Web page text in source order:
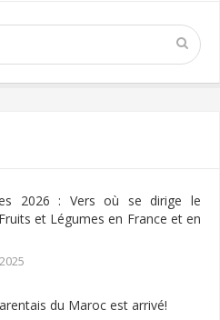
2026 : Vers où se dirige le
et Légumes en France et en
du Maroc est arrivé!